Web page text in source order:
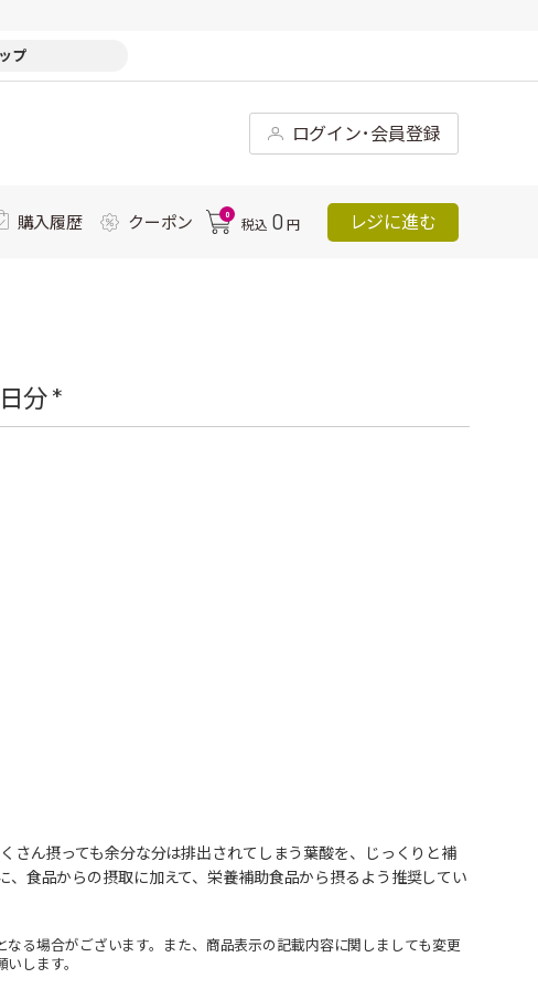
プ
ログイン･会員登録
購入履歴 クーポン 0
税込 0 円 レジに進む
分 *
さん摂っても余分な分は排出されてしまう葉酸を、じっくりと補
食品からの摂取に加えて、栄養補助食品から摂るよう推奨してい
る場合がございます。また、商品表示の記載内容に関しましても変更
します。